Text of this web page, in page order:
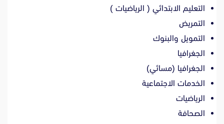
التعليم الابتدائي ( الرياضيات )
التمريض
التمويل والبنوك
الجغرافيا
الجغرافيا (مسائي)
الخدمات الاجتماعية
الرياضيات
الصحافة